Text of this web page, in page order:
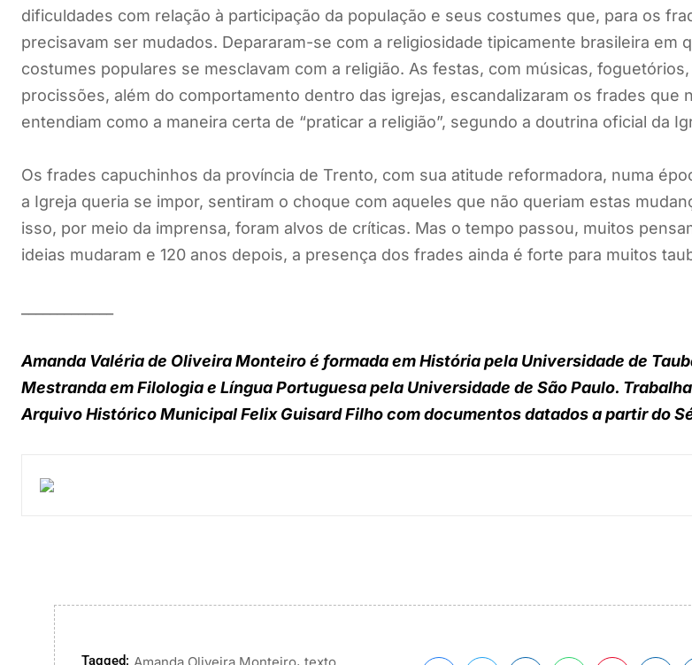
dificuldades com relação à participação da população e seus costumes que, para os
precisavam ser mudados. Depararam-se com a religiosidade tipicamente brasileira em
costumes populares se mesclavam com a religião. As festas, com músicas, foguetórios,
procissões, além do comportamento dentro das igrejas, escandalizaram os frades que
entendiam como a maneira certa de “praticar a religião”, segundo a doutrina oficial da
Os frades capuchinhos da província de Trento, com sua atitude reformadora, numa
a Igreja queria se impor, sentiram o choque com aqueles que não queriam estas
isso, por meio da imprensa, foram alvos de críticas. Mas o tempo passou, muitos
ideias mudaram e 120 anos depois, a presença dos frades ainda é forte para muitos
Amanda Valéria de Oliveira Monteiro é formada em História pela Universidade de
Mestranda em Filologia e Língua Portuguesa pela Universidade de São Paulo.
Arquivo Histórico Municipal Felix Guisard Filho com documentos datados a partir do
Tagged: ,